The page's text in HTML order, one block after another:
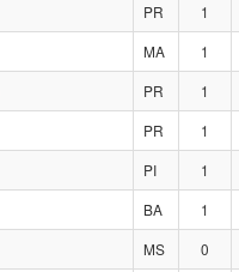
PR 1
MA 1
PR 1
PR 1
PI 1
BA 1
MS 0